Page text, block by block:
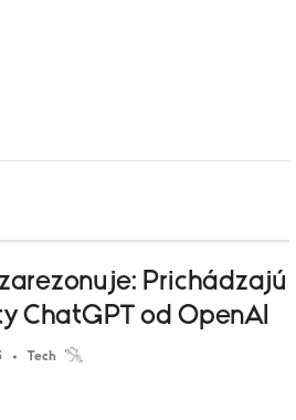
Prichádzajú
ChatGPT od OpenAI
Tech